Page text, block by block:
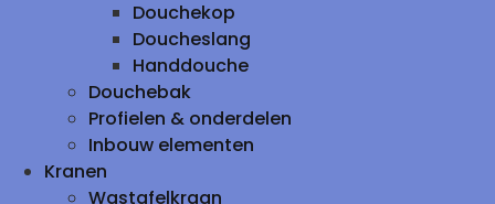
Douchekop
Doucheslang
Handdouche
Douchebak
Profielen & onderdelen
Inbouw elementen
Kranen
Wastafelkraan